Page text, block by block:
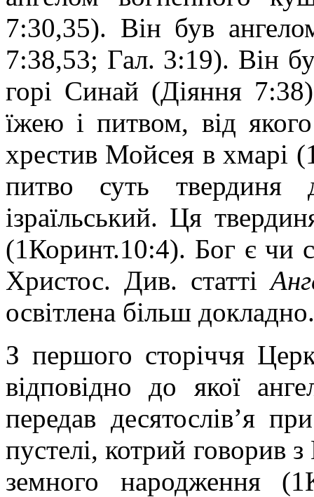
7:30,35). Він був
7:38,53; Гал. 3:19). Він
горі Синай (Діяння
їжею і питвом, від
хрестив Мойсея в хмарі
питво суть
ізраїльський. Ця
(1Коринт.10:4). Бог є чи
Христос. Див. статті
освітлена більш докладно.
З першого сторіччя
відповідно до якої
передав десятослів’я
пустелі, котрий говорив
земного народження